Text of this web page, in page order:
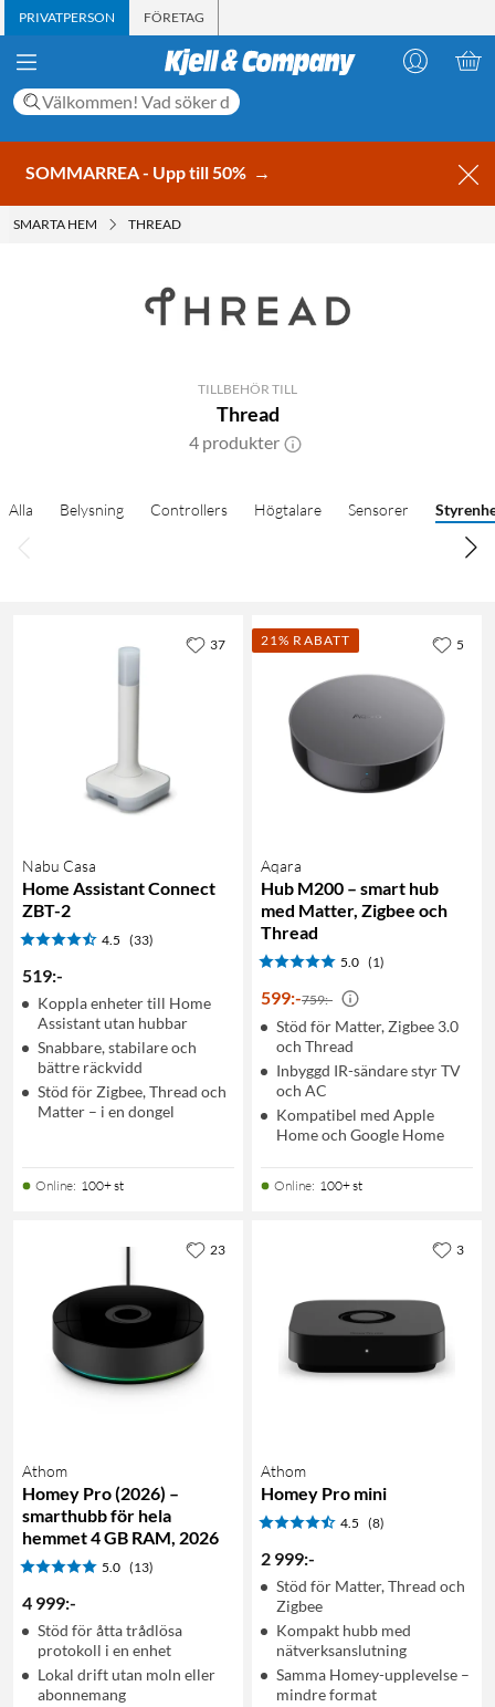
PRIVATPERSON FÖRETAG
SOMMARREA - Upp till 50% →
SMARTA HEM THREAD
TILLBEHÖR TILL
Thread
4 produkter
Alla Belysning Controllers Högtalare Sensorer
Nabu Casa
Home Assistant Connect
ZBT-2
4.5 (33)
519:-
Koppla enheter till Home
Assistant utan hubbar
Snabbare, stabilare och
bättre räckvidd
Stöd för Zigbee, Thread och
Matter – i en dongel
Online: 100+ st
37 21% RABATT
Aqara
Hub M200 – smart hub
med Matter, Zigbee och
Thread
5.0 (1)
599:-759:-
Stöd för Matter, Zigbee 3.0
och Thread
Inbyggd IR-sändare styr TV
och AC
Kompatibel med Apple
Home och Google Home
Online: 100+ st
5
Athom
Homey Pro (2026) –
smarthubb för hela
hemmet 4 GB RAM, 2026
5.0 (13)
4 999:-
Stöd för åtta trådlösa
protokoll i en enhet
Lokal drift utan moln eller
abonnemang
23
Athom
Homey Pro mini
4.5 (8)
2 999:-
Stöd för Matter, Thread och
Zigbee
Kompakt hubb med
nätverksanslutning
Samma Homey-upplevelse –
mindre format
3